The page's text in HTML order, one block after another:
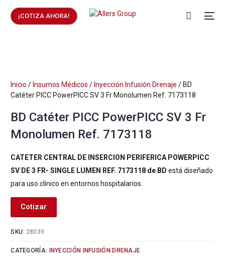
¡COTIZA AHORA!
Inicio / Insumos Médicos / Inyección Infusión Drenaje / BD
Catéter PICC PowerPICC SV 3 Fr Monolumen Ref. 7173118
BD Catéter PICC PowerPICC SV 3 Fr
Monolumen Ref. 7173118
CATETER CENTRAL DE INSERCION PERIFERICA POWERPICC
SV DE 3 FR- SINGLE LUMEN REF. 7173118 de BD está diseñado
para uso clínico en entornos hospitalarios.
Cotizar
SKU: 28039
CATEGORÍA: INYECCIÓN INFUSIÓN DRENAJE